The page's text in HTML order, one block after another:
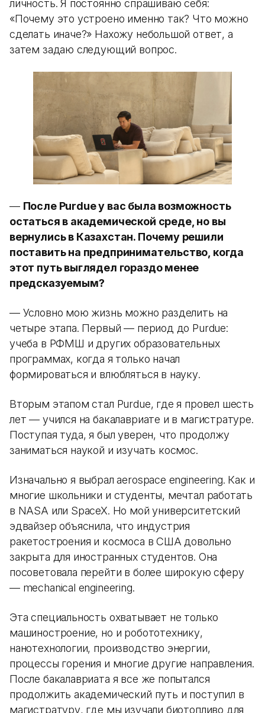
личность. Я постоянно спрашиваю себя:
«Почему это устроено именно так? Что можно
сделать иначе?» Нахожу небольшой ответ, а
затем задаю следующий вопрос.
— После Purdue у вас была возможность
остаться в академической среде, но вы
вернулись в Казахстан. Почему решили
поставить на предпринимательство, когда
этот путь выглядел гораздо менее
предсказуемым?
— Условно мою жизнь можно разделить на
четыре этапа. Первый — период до Purdue:
учеба в РФМШ и других образовательных
программах, когда я только начал
формироваться и влюбляться в науку.
Вторым этапом стал Purdue, где я провел шесть
лет — учился на бакалавриате и в магистратуре.
Поступая туда, я был уверен, что продолжу
заниматься наукой и изучать космос.
Изначально я выбрал aerospace engineering. Как и
многие школьники и студенты, мечтал работать
в NASA или SpaceX. Но мой университетский
эдвайзер объяснила, что индустрия
ракетостроения и космоса в США довольно
закрыта для иностранных студентов. Она
посоветовала перейти в более широкую сферу
— mechanical engineering.
Эта специальность охватывает не только
машиностроение, но и робототехнику,
нанотехнологии, производство энергии,
процессы горения и многие другие направления.
После бакалавриата я все же попытался
продолжить академический путь и поступил в
магистратуру, где мы изучали биотопливо для